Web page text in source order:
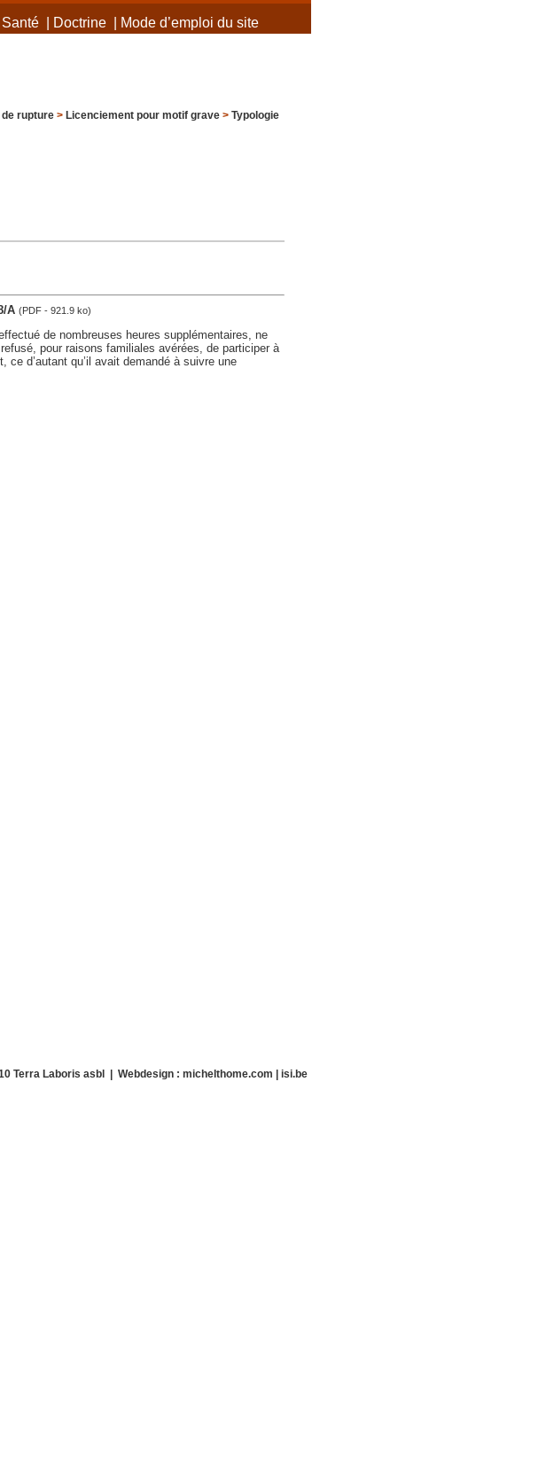
| Doctrine| Mode d’emploi du site
de rupture> Licenciement pour motif grave> Typologie
A (PDF - 921.9 ko)
de nombreuses heures supplémentaires, ne
pour raisons familiales avérées, de participer à
ce d’autant qu’il avait demandé à suivre une
Terra Laboris asbl | Webdesign : michelthome.com | isi.be